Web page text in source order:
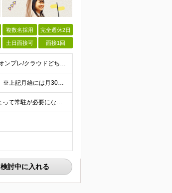
複数名採用 完全週休2日
土日面接可 面接1回
◆以下のいずれかの経験をお持ちの方 ・インフラ設計・構築の実務経験（オンプレ/クラウドどちらもOK） ・クラウド環境下での運用保守に関する実務経験 ◆学歴不問 ＜こんな方は特に歓迎します＞ ◎これま
【エンジニア経験6年以上の方】 月給46万円～100万円（固定残業代含む） ※上記月給には月30時間分の固定残業代（月8万7,400円～月19万円）を含む。超過分は全額支給。 【エンジニア経験4年以
★フルリモート勤務も可（全国応募OK/住宅手当を支給します） ※案件によって常駐が必要になる場合があります。 ※希望がない限り、転勤はありません ※U・Iターン歓迎 ★ルトラの社員は全国各地で活躍中
検討中に入れる